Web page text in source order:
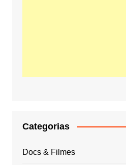
Categorias
Docs & Filmes